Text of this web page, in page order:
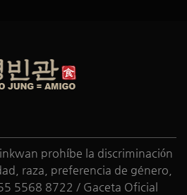
prohíbe la discriminación
raza, preferencia de género,
5568 8722 / Gaceta Oficial